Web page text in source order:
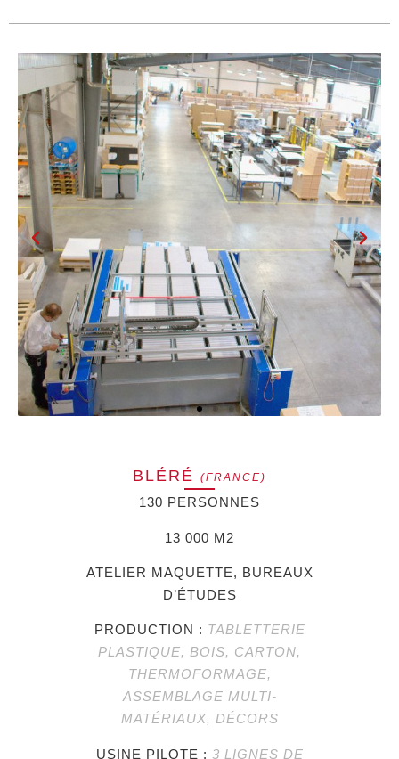
BLÉRÉ (FRANCE)
130 PERSONNES
13 000 M2
ATELIER MAQUETTE, BUREAUX
D’ÉTUDES
PRODUCTION : TABLETTERIE
PLASTIQUE, BOIS, CARTON,
THERMOFORMAGE,
ASSEMBLAGE MULTI-
MATÉRIAUX, DÉCORS
USINE PILOTE : 3 LIGNES DE